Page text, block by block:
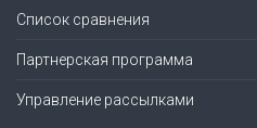
Список сравнения
Партнерская программа
Управление рассылками